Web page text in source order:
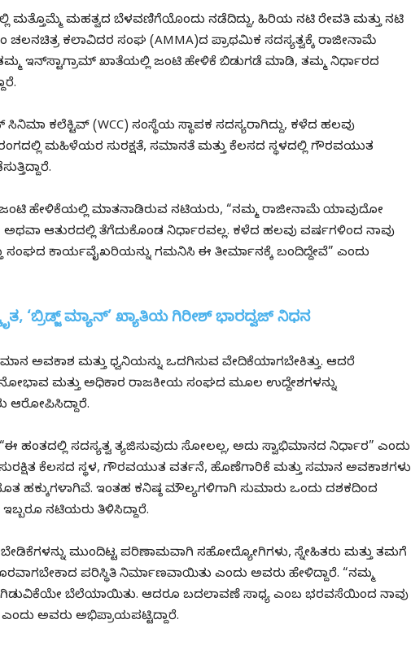
ಮತ್ತೊಮ್ಮೆ ಮಹತ್ವದ ಬೆಳವಣಿಗೆಯೊಂದು ನಡೆದಿದ್ದು, ಹಿರಿಯ ನಟಿ ರೇವತಿ ಮತ್ತು ನಟಿ
ಕಲಾವಿದರ ಸಂಘ (AMMA)ದ ಪ್ರಾಥಮಿಕ ಸದಸ್ಯತ್ವಕ್ಕೆ ರಾಜೀನಾಮೆ
ತಮ್ಮ ಇನ್‌ಸ್ಟಾಗ್ರಾಮ್ ಖಾತೆಯಲ್ಲಿ ಜಂಟಿ ಹೇಳಿಕೆ ಬಿಡುಗಡೆ ಮಾಡಿ, ತಮ್ಮ ನಿರ್ಧಾರದ
ಕಲೆಕ್ಟಿವ್ (WCC) ಸಂಸ್ಥೆಯ ಸ್ಥಾಪಕ ಸದಸ್ಯರಾಗಿದ್ದು, ಕಳೆದ ಹಲವು
ಮಹಿಳೆಯರ ಸುರಕ್ಷತೆ, ಸಮಾನತೆ ಮತ್ತು ಕೆಲಸದ ಸ್ಥಳದಲ್ಲಿ ಗೌರವಯುತ
ಹೇಳಿಕೆಯಲ್ಲಿ ಮಾತನಾಡಿರುವ ನಟಿಯರು, “ನಮ್ಮ ರಾಜೀನಾಮೆ ಯಾವುದೋ
ಆತುರದಲ್ಲಿ ತೆಗೆದುಕೊಂಡ ನಿರ್ಧಾರವಲ್ಲ. ಕಳೆದ ಹಲವು ವರ್ಷಗಳಿಂದ ನಾವು
ಸಂಘದ ಕಾರ್ಯವೈಖರಿಯನ್ನು ಗಮನಿಸಿ ಈ ತೀರ್ಮಾನಕ್ಕೆ ಬಂದಿದ್ದೇವೆ” ಎಂದು
‘ಬ್ರಿಡ್ಜ್ ಮ್ಯಾನ್’ ಖ್ಯಾತಿಯ ಗಿರೀಶ್ ಭಾರದ್ವಜ್ ನಿಧನ
ಅವಕಾಶ ಮತ್ತು ಧ್ವನಿಯನ್ನು ಒದಗಿಸುವ ವೇದಿಕೆಯಾಗಬೇಕಿತ್ತು. ಆದರೆ
ಮತ್ತು ಅಧಿಕಾರ ರಾಜಕೀಯ ಸಂಘದ ಮೂಲ ಉದ್ದೇಶಗಳನ್ನು
ಆರೋಪಿಸಿದ್ದಾರೆ.
“ಈ ಹಂತದಲ್ಲಿ ಸದಸ್ಯತ್ವ ತ್ಯಜಿಸುವುದು ಸೋಲಲ್ಲ, ಅದು ಸ್ವಾಭಿಮಾನದ ನಿರ್ಧಾರ” ಎಂದು
ಕೆಲಸದ ಸ್ಥಳ, ಗೌರವಯುತ ವರ್ತನೆ, ಹೊಣೆಗಾರಿಕೆ ಮತ್ತು ಸಮಾನ ಅವಕಾಶಗಳು
ಹಕ್ಕುಗಳಾಗಿವೆ. ಇಂತಹ ಕನಿಷ್ಠ ಮೌಲ್ಯಗಳಿಗಾಗಿ ಸುಮಾರು ಒಂದು ದಶಕದಿಂದ
ನಟಿಯರು ತಿಳಿಸಿದ್ದಾರೆ.
ಮುಂದಿಟ್ಟ ಪರಿಣಾಮವಾಗಿ ಸಹೋದ್ಯೋಗಿಗಳು, ಸ್ನೇಹಿತರು ಮತ್ತು ತಮಗೆ
ಪರಿಸ್ಥಿತಿ ನಿರ್ಮಾಣವಾಯಿತು ಎಂದು ಅವರು ಹೇಳಿದ್ದಾರೆ. “ನಮ್ಮ
ಬೆಲೆಯಾಯಿತು. ಆದರೂ ಬದಲಾವಣೆ ಸಾಧ್ಯ ಎಂಬ ಭರವಸೆಯಿಂದ ನಾವು
ಅವರು ಅಭಿಪ್ರಾಯಪಟ್ಟಿದ್ದಾರೆ.